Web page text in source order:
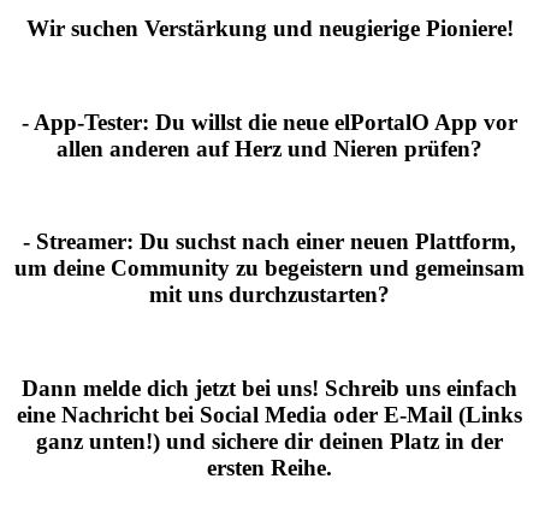
Wir suchen Verstärkung und neugierige Pioniere!
- App-Tester: Du willst die neue elPortalO App vor
allen anderen auf Herz und Nieren prüfen?
- Streamer: Du suchst nach einer neuen Plattform,
um deine Community zu begeistern und gemeinsam
mit uns durchzustarten?
Dann melde dich jetzt bei uns! Schreib uns einfach
eine Nachricht bei Social Media oder E-Mail (Links
ganz unten!) und sichere dir deinen Platz in der
ersten Reihe.